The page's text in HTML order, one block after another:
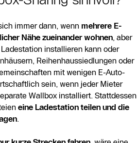
das Sharing über RFID-
unterstützt durch Apps zur
auf verschiedene Weisen
und Fairness wichtig sind.
und bauliche
sowie Haftungsfragen behandelt,
alle Beteiligten gut informiert
immer dann, wenn mehrere E-
Nähe zueinander wohnen, aber
installieren kann oder
Reihenhaussiedlungen oder
mit wenigen E-Auto-
sein, wenn jeder Mieter
Wallbox installiert. Stattdessen
eine Ladestation teilen und die
.